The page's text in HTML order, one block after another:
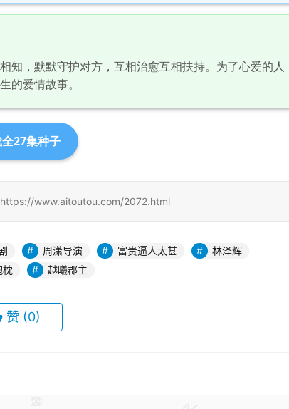
知，默默守护对方，互相治愈互相扶持。为了心爱的人
的爱情故事。
27集种子
www.aitoutou.com/2072.html
周潇导演 富贵逼人太甚
林泽辉
枕 越曦郡主
赞 (0)